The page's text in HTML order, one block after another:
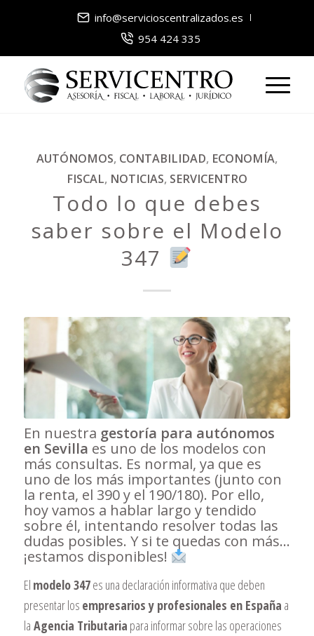
info@servicioscentralizados.es
954 424 335
AUTÓNOMOS, CONTABILIDAD, ECONOMÍA,
FISCAL, NOTICIAS, SERVICENTRO
Todo lo que debes
saber sobre el Modelo
347
En nuestra gestoría para autónomos
en Sevilla es uno de los modelos con
más consultas. Es normal, ya que es
uno de los más importantes (junto con
la renta, el 390 y el 190/180). Por ello,
hoy vamos a hablar largo y tendido
sobre él, intentando resolver todas las
dudas posibles. Y si te quedas con más…
¡estamos disponibles!
El modelo 347es una declaración informativa que deben
presentar los empresarios y profesionales en España a
la Agencia Tributaria para informar sobre las operaciones